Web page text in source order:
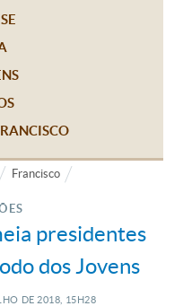
Francisco
presidentes
dos Jovens
DE 2018, 15H28